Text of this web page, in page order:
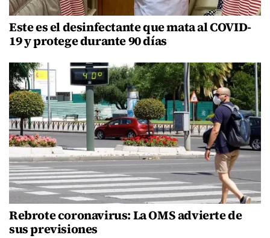
Este es el desinfectante que mata al COVID-
19 y protege durante 90 días
Rebrote coronavirus: La OMS advierte de
sus previsiones